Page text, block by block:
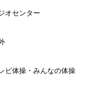
オセンター
ビ体操・みんなの体操